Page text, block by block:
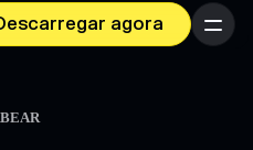
agora Menu